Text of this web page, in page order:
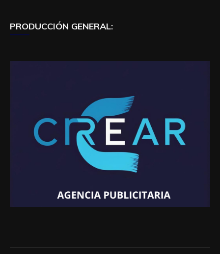
PRODUCCIÓN GENERAL: